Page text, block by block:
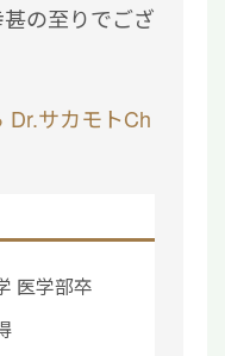
の至りでござ
Dr.サカモトCh
医学部卒